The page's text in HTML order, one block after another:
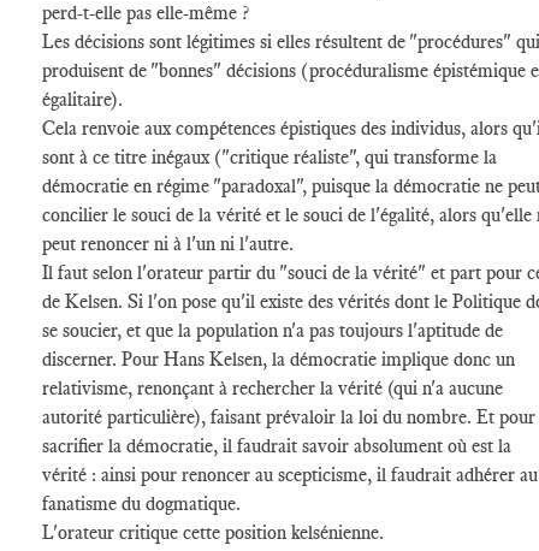
perd-t-elle pas elle-même ?
Les décisions sont légitimes si elles résultent de "procédures" qui
produisent de "bonnes" décisions (procéduralisme épistémique
égalitaire).
Cela renvoie aux compétences épistiques des individus, alors
sont à ce titre inégaux ("critique réaliste", qui transforme la
démocratie en régime "paradoxal", puisque la démocratie ne
concilier le souci de la vérité et le souci de l'égalité, alors qu'elle
peut renoncer ni à l'un ni l'autre.
Il faut selon l'orateur partir du "souci de la vérité" et part pour
de Kelsen. Si l'on pose qu'il existe des vérités dont le Politique
se soucier, et que la population n'a pas toujours l'aptitude de
discerner. Pour Hans Kelsen, la démocratie implique donc un
relativisme, renonçant à rechercher la vérité (qui n'a aucune
autorité particulière), faisant prévaloir la loi du nombre. Et pour
sacrifier la démocratie, il faudrait savoir absolument où est la
vérité : ainsi pour renoncer au scepticisme, il faudrait adhérer au
fanatisme du dogmatique.
L'orateur critique cette position kelsénienne.